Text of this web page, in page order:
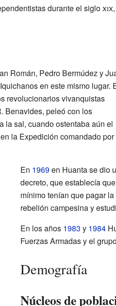
durante el sigloxix,
Román, Pedro Bermúdez y
en este mismo lugar.
revolucionarios vivanquistas
Benavides, peleó con los
la sal, cuando ostentaba aún el
la Expedición comandado por
En 1969en Huanta se dio
decreto, que establecía
mínimo tenían que pagar
rebelión campesina y
En los años 1983 y 1984
Fuerzas Armadas y el
Demografía
Núcleos de